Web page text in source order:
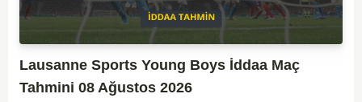
Lausanne Sports Young Boys İddaa Maç
Tahmini 08 Ağustos 2026